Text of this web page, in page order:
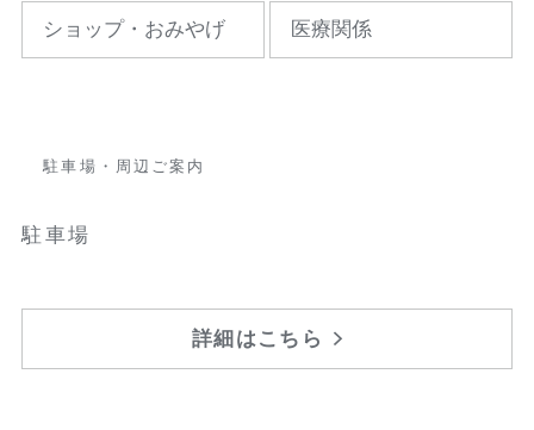
ショップ・おみやげ 医療関係
駐車場・周辺ご案内
駐車場
詳細はこちら